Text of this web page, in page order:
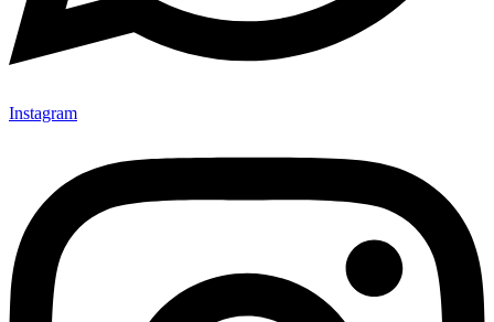
Instagram